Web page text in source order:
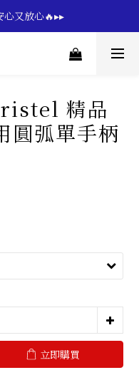
享9折｜立即領券 →
又放心🔥▸▸
9折｜立即領券 →
精品
圓弧單手柄
立即購買